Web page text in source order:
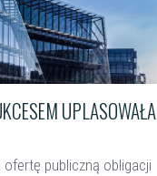
UPLASOWAŁA
ofertę publiczną obligacji